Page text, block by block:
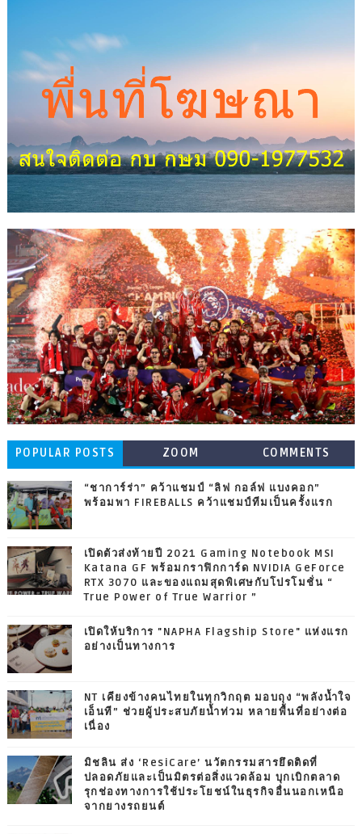
POPULAR POSTS ZOOM COMMENTS
“ชาการ์ร่า” คว้าแชมป์ “ลิฟ กอล์ฟ แบงคอก”
พร้อมพา FIREBALLS คว้าแชมป์ทีมเป็นครั้งแรก
เปิดตัวส่งท้ายปี 2021 Gaming Notebook MSI
Katana GF พร้อมกราฟิกการ์ด NVIDIA GeForce
RTX 3070 และของแถมสุดพิเศษกับโปรโมชั่น “
True Power of True Warrior ”
เปิดให้บริการ "NAPHA Flagship Store" แห่งแรก
อย่างเป็นทางการ
NT เคียงข้างคนไทยในทุกวิกฤต มอบถุง “พลังน้ำใจ
เอ็นที” ช่วยผู้ประสบภัยน้ำท่วม หลายพื้นที่อย่างต่อ
เนื่อง
มิชลิน ส่ง ‘ResiCare’ นวัตกรรมสารยึดติดที่
ปลอดภัยและเป็นมิตรต่อสิ่งแวดล้อม บุกเบิกตลาด
รุกช่องทางการใช้ประโยชน์ในธุรกิจอื่นนอกเหนือ
จากยางรถยนต์